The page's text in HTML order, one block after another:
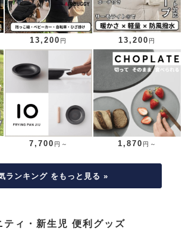
13,200 円 13,200 円
7,700 円～ 1,870 円～
ランキング をもっと見る »
ティ・新生児 便利グッズ